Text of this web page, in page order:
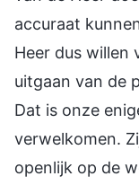
accuraat
Heer dus willen
uitgaan van de
Dat is onze
verwelkomen.
openlijk op de